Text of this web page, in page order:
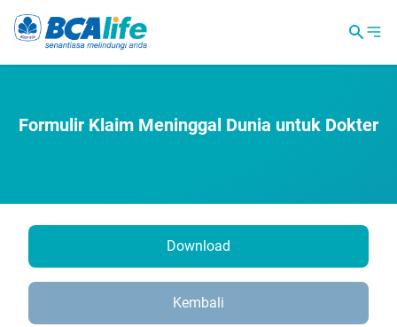
Formulir Klaim Meninggal Dunia untuk Dokter
Download
Kembali